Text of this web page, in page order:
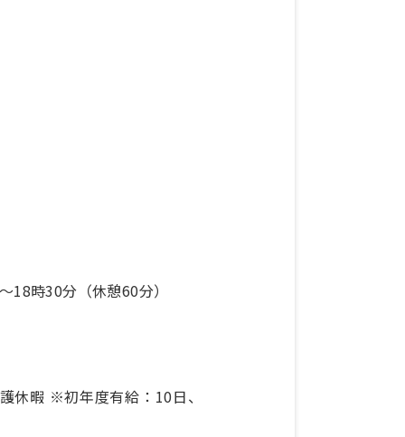
時30分（休憩60分）
休暇 ※初年度有給：10日、